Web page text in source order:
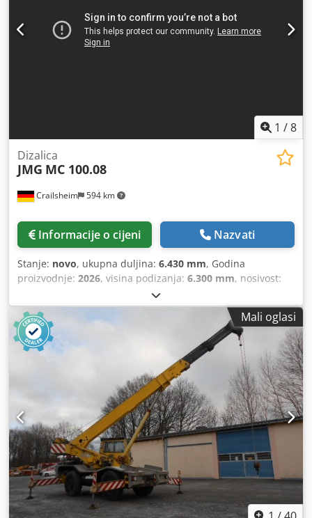
mm, stražnjih 18 mm Chsdpfxszrw E So Akcea ID 7033
Detaljnije podatke i dodatne slike šaljemo na upit. Ovaj
opis ne predstavlja obvezujuću ponudu te može sadržavati
1 /8
Crailsheim 594 km
Dizalica
JMG MC 100.08
Informacije o cijeni Nazvati
Stanje: novo, ukupna duljina: 6.430 mm, Godina
proizvodnje: 2026, visina podizanja: 6.300 mm, nosivost:
, Dizalica JMG MC 100.08 Pogon: električni Godina
proizvodnje: 2026 Visina dizanja (mm): 6.300 Nosivost (kg):
15.000 Codozribljpfx Akcsha
Mali oglasi